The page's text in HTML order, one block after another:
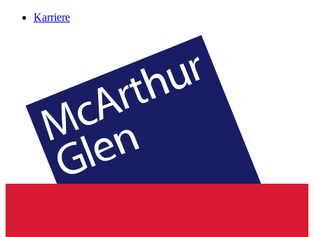
Karriere